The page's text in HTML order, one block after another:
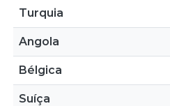
Turquia
Angola
Bélgica
Suíça